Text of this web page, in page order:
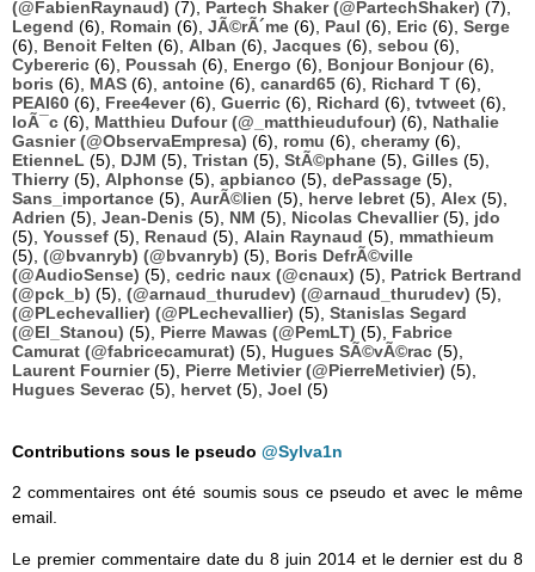
(@FabienRaynaud) (7), Partech Shaker (@PartechShaker) (7),
Legend (6), Romain (6), JÃ©rÃ´me (6), Paul (6), Eric (6), Serge
(6), Benoit Felten (6), Alban (6), Jacques (6), sebou (6),
Cybereric (6), Poussah (6), Energo (6), Bonjour Bonjour(6),
boris (6), MAS (6), antoine (6), canard65 (6), Richard T (6),
PEAI60 (6), Free4ever(6), Guerric (6), Richard (6), tvtweet (6),
loÃ¯c (6), Matthieu Dufour (@_matthieudufour) (6), Nathalie
Gasnier (@ObservaEmpresa) (6), romu (6), cheramy (6),
EtienneL (5), DJM (5), Tristan (5), StÃ©phane (5), Gilles (5),
Thierry (5), Alphonse (5), apbianco (5), dePassage (5),
Sans_importance (5), AurÃ©lien (5), herve lebret (5), Alex (5),
Adrien (5), Jean-Denis (5), NM (5), Nicolas Chevallier(5), jdo
(5), Youssef (5), Renaud (5), Alain Raynaud (5), mmathieum
(5), (@bvanryb) (@bvanryb) (5), Boris DefrÃ©ville
(@AudioSense) (5), cedric naux (@cnaux) (5), Patrick Bertrand
(@pck_b) (5), (@arnaud_thurudev) (@arnaud_thurudev) (5),
(@PLechevallier) (@PLechevallier) (5), Stanislas Segard
(@El_Stanou) (5), Pierre Mawas (@PemLT) (5), Fabrice
Camurat (@fabricecamurat) (5), Hugues SÃ©vÃ©rac (5),
Laurent Fournier(5), Pierre Metivier (@PierreMetivier) (5),
Hugues Severac (5), hervet (5), Joel (5)
Contributions sous le pseudo @Sylva1n
2 commentaires ont été soumis sous ce pseudo et avec le même
email.
Le premier commentaire date du 8 juin 2014 et le dernier est du 8